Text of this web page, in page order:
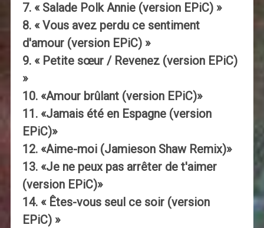
7. « Salade Polk Annie (version EPiC) »
8. « Vous avez perdu ce sentiment
d'amour (version EPiC) »
9. « Petite sœur / Revenez (version EPiC)
»
10. «Amour brûlant (version EPiC)»
11. «Jamais été en Espagne (version
EPiC)»
12. «Aime-moi (Jamieson Shaw Remix)»
13. «Je ne peux pas arrêter de t'aimer
(version EPiC)»
14. « Êtes-vous seul ce soir (version
EPiC) »